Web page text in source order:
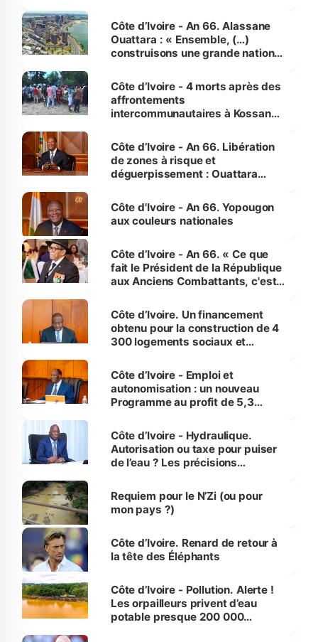
enfants
Côte d’Ivoire - An 66. Alassane
Ouattara : « Ensemble, (…)
construisons une grande nation
générations futures »
Côte d’Ivoire - 4 morts après des
affrontements
intercommunautaires à Kossandji
milieu des sinistrés
Côte d’Ivoire - An 66. Libération
de zones à risque et
déguerpissement : Ouattara
l'Etat de droit pour préserver les
vies humaines »
Côte d'Ivoire - An 66. Yopougon
aux couleurs nationales
Côte d’Ivoire - An 66. « Ce que
fait le Président de la République
aux Anciens Combattants, c'est
Côte d’Ivoire. Un financement
obtenu pour la construction de 4
300 logements sociaux et
et Yamoussoukro
Côte d’Ivoire - Emploi et
autonomisation : un nouveau
Programme au profit de 5,3
Côte d’Ivoire - Hydraulique.
Autorisation ou taxe pour puiser
de l’eau ? Les précisions
Requiem pour le N’Zi (ou pour
mon pays ?)
Côte d’Ivoire. Renard de retour à
la tête des Éléphants
Côte d’Ivoire - Pollution. Alerte !
Les orpailleurs privent d’eau
potable presque 200 000